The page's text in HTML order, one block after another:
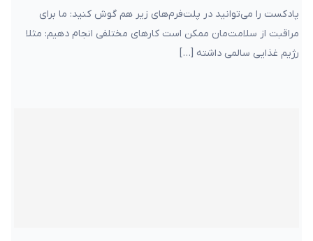
پادکست را می‌توانید در پلت‌فرم‌های زیر هم گوش کنید: ما برای
مراقبت از سلامت‌مان ممکن است کارهای مختلفی انجام دهیم: مثلا
رژیم غذایی سالمی داشته […]